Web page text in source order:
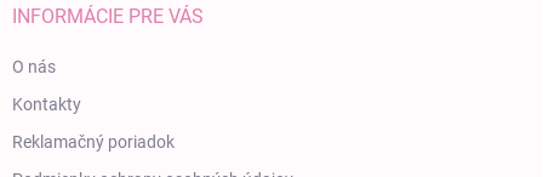
INFORMÁCIE PRE VÁS
O nás
Kontakty
Reklamačný poriadok